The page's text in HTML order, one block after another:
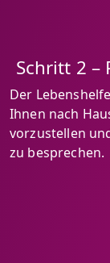
Schritt 2 –
Der
Ihnen nach
vorzustellen
zu besprechen.